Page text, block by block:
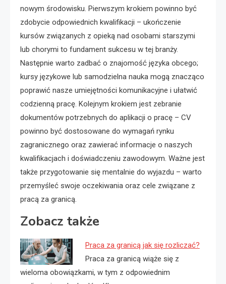
nowym środowisku. Pierwszym krokiem powinno być
zdobycie odpowiednich kwalifikacji – ukończenie
kursów związanych z opieką nad osobami starszymi
lub chorymi to fundament sukcesu w tej branży.
Następnie warto zadbać o znajomość języka obcego;
kursy językowe lub samodzielna nauka mogą znacząco
poprawić nasze umiejętności komunikacyjne i ułatwić
codzienną pracę. Kolejnym krokiem jest zebranie
dokumentów potrzebnych do aplikacji o pracę – CV
powinno być dostosowane do wymagań rynku
zagranicznego oraz zawierać informacje o naszych
kwalifikacjach i doświadczeniu zawodowym. Ważne jest
także przygotowanie się mentalnie do wyjazdu – warto
przemyśleć swoje oczekiwania oraz cele związane z
pracą za granicą.
Zobacz także
Praca za granicą jak się rozliczać?
Praca za granicą wiąże się z
wieloma obowiązkami, w tym z odpowiednim